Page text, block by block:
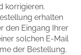
korrigieren.
erhalten
den Eingang Ihrer
solchen E-Mail
der Bestellung,